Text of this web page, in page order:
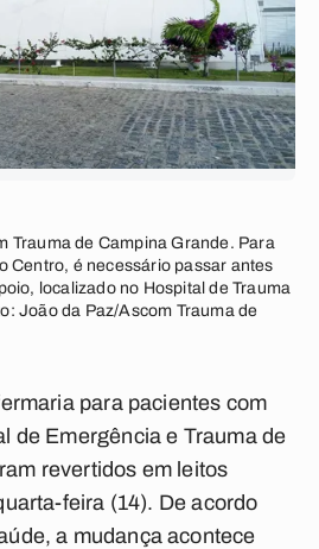
Trauma de Campina Grande. Para
Centro, é necessário passar antes
localizado no Hospital de Trauma
João da Paz/Ascom Trauma de
para pacientes com
de Emergência e Trauma de
revertidos em leitos
feira (14). De acordo
a mudança acontece